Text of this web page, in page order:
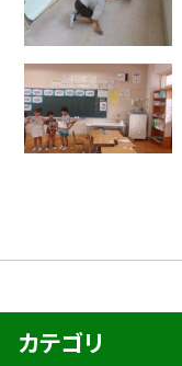
カテゴリ